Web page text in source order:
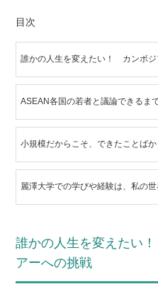
目次
誰かの人生を変えたい！ カンボジ
ASEAN各国の若者と議論できるま
小規模だからこそ、できたことば
麗澤大学での学びや経験は、私の
誰かの人生を変えたい
アーへの挑戦